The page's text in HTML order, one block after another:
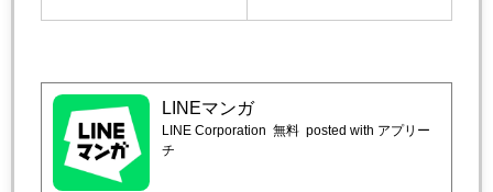
LINEマンガ
LINE Corporation 無料 posted with アプリー
チ